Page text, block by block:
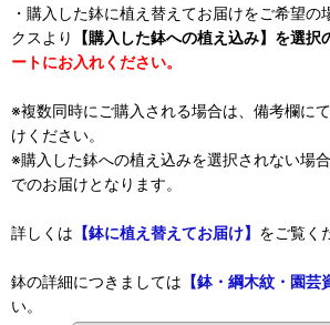
・購入した鉢に植え替えてお届けをご希望の
クスより
【購入した鉢への植え込み】を選択
ートにお入れください。
※複数同時にご購入される場合は、備考欄に
けください。
※購入した鉢への植え込みを選択されない場
でのお届けとなります。
詳しくは 【鉢に植え替えてお届け】 をご覧く
鉢の詳細につきましては 【鉢・綱木紋・園芸
い。